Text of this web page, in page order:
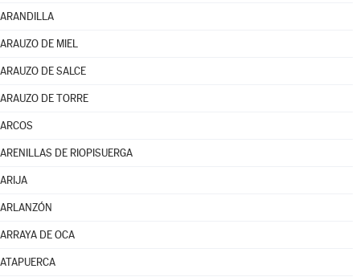
ARANDILLA
ARAUZO DE MIEL
ARAUZO DE SALCE
ARAUZO DE TORRE
ARCOS
ARENILLAS DE RIOPISUERGA
ARIJA
ARLANZÓN
ARRAYA DE OCA
ATAPUERCA